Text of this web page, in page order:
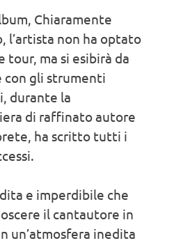
Chiaramente
l’artista non ha optato
tour, ma si esibirà da
con gli strumenti
durante la
di raffinato autore
ha scritto tutti i
e imperdibile che
il cantautore in
un’atmosfera inedita